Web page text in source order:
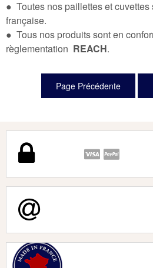
● Toutes nos paillettes et cuvettes
française.
● Tous nos produits sont en
règlementation REACH.